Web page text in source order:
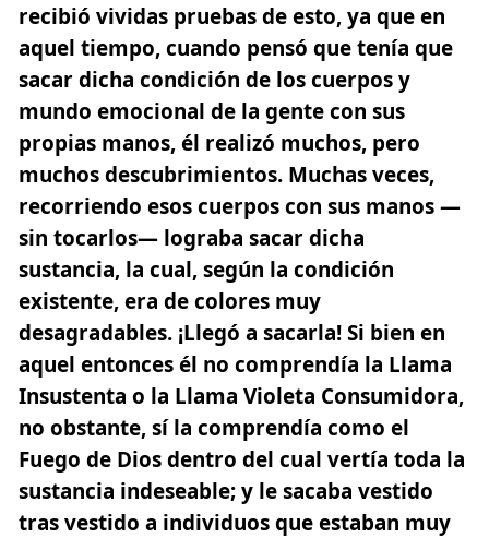
recibió vividas pruebas de esto, ya que en
aquel tiempo, cuando pensó que tenía que
sacar dicha condición de los cuerpos y
mundo emocional de la gente con sus
propias manos, él realizó muchos, pero
muchos descubrimientos. Muchas veces,
recorriendo esos cuerpos con sus manos —
sin tocarlos— lograba sacar dicha
sustancia, la cual, según la condición
existente, era de colores muy
desagradables. ¡Llegó a sacarla! Si bien en
aquel entonces él no comprendía la Llama
Insustenta o la Llama Violeta Consumidora,
no obstante, sí la comprendía como el
Fuego de Dios dentro del cual vertía toda la
sustancia indeseable; y le sacaba vestido
tras vestido a individuos que estaban muy